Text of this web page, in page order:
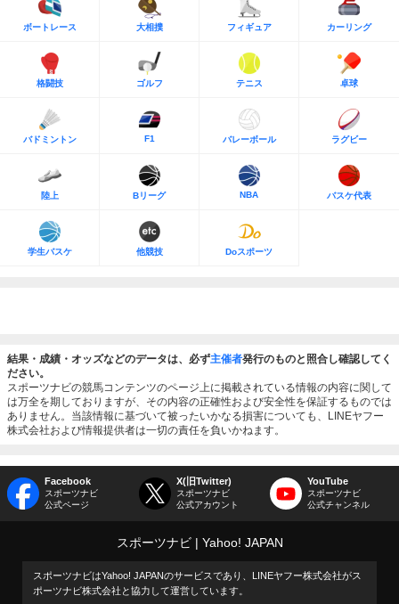
ボートレース 大相撲 フィギュア カーリング
格闘技 ゴルフ テニス 卓球
バドミントン F1 バレーボール ラグビー
陸上 Bリーグ NBA バスケ代表
学生バスケ 他競技 Doスポーツ
結果・成績・オッズなどのデータは、必ず主催者発行のものと照合し確認してく
ださい。
スポーツナビの競馬コンテンツのページ上に掲載されている情報の内容に関して
は万全を期しておりますが、その内容の正確性および安全性を保証するものでは
ありません。当該情報に基づいて被ったいかなる損害についても、LINEヤフー
株式会社および情報提供者は一切の責任を負いかねます。
Facebook
スポーツナビ
公式ページ
X(旧Twitter)
スポーツナビ
公式アカウント
YouTube
スポーツナビ
公式チャンネル
スポーツナビ Yahoo! JAPAN
スポーツナビはYahoo! JAPANのサービスであり、LINEヤフー株式会社がス
ポーツナビ株式会社と協力して運営しています。